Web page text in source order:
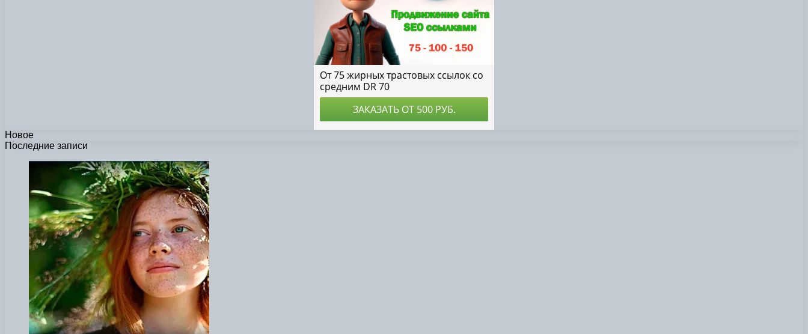
Новое
Последние записи